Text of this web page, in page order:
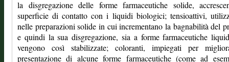
la disgregazione delle forme farmaceutiche solide,
superficie di contatto con i liquidi biologici; tensioattivi,
nelle preparazioni solide in cui incrementano la bagnabilità del
e quindi la sua disgregazione, sia a forme farmaceutiche
vengono così stabilizzate; coloranti, impiegati per
presentazione di alcune forme farmaceutiche (come ad